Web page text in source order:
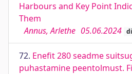
Harbours and Key Point
Them
Annus, Arlethe 05.06.2024
72. Enefit 280 seadme
puhastamine peentolmust.